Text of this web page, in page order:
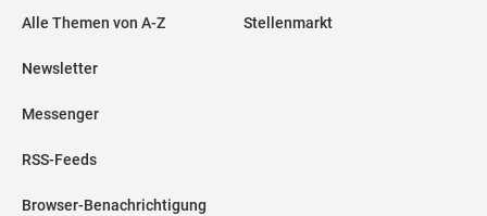
Alle Themen von A-Z
Newsletter
Messenger
RSS-Feeds
Browser-Benachrichtigung
Stellenmarkt